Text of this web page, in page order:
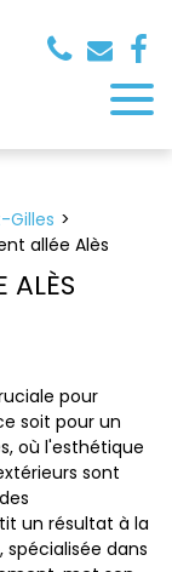
Gilles
allée Alès
ALÈS
pour
soit pour un
où l'esthétique
sont
un résultat à la
dans